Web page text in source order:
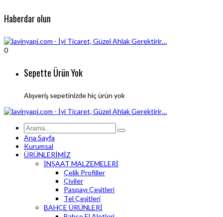
Haberdar olun
0
Sepette Ürün Yok
Alışveriş sepetinizde hiç ürün yok
Ana Sayfa
Kurumsal
ÜRÜNLERİMİZ
İNŞAAT MALZEMELERİ
Çelik Profiller
Çiviler
Paspayı Çeşitleri
Tel Çeşitleri
BAHÇE ÜRÜNLERİ